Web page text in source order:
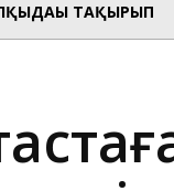
ТАҚЫРЫП